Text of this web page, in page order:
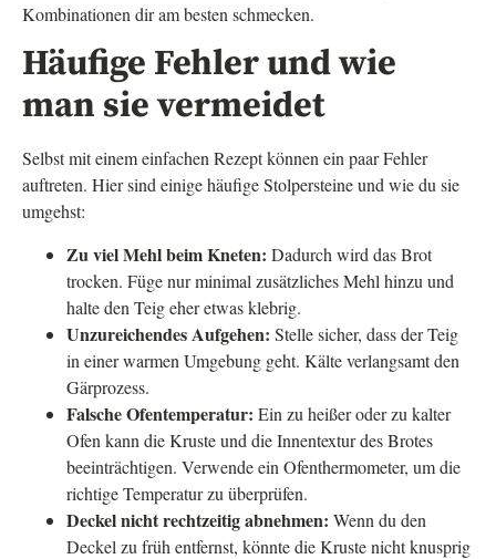
Kombinationen dir am besten schmecken.
Häufige Fehler und wie
man sie vermeidet
Selbst mit einem einfachen Rezept können ein paar Fehler
auftreten. Hier sind einige häufige Stolpersteine und wie du sie
umgehst:
Zu viel Mehl beim Kneten: Dadurch wird das Brot
trocken. Füge nur minimal zusätzliches Mehl hinzu und
halte den Teig eher etwas klebrig.
Unzureichendes Aufgehen: Stelle sicher, dass der Teig
in einer warmen Umgebung geht. Kälte verlangsamt den
Gärprozess.
Falsche Ofentemperatur: Ein zu heißer oder zu kalter
Ofen kann die Kruste und die Innentextur des Brotes
beeinträchtigen. Verwende ein Ofenthermometer, um die
richtige Temperatur zu überprüfen.
Deckel nicht rechtzeitig abnehmen: Wenn du den
Deckel zu früh entfernst, könnte die Kruste nicht knusprig